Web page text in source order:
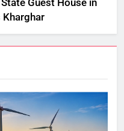
Guest House in
Kharghar